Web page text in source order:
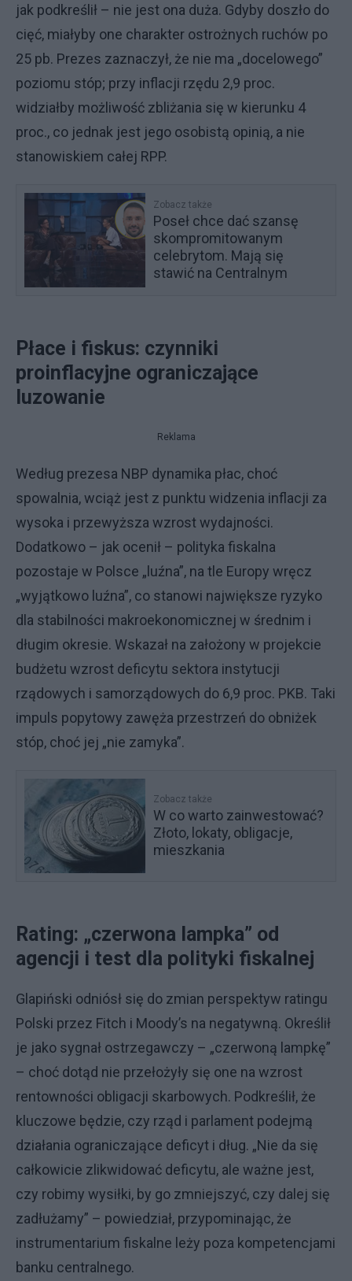
jak podkreślił – nie jest ona duża. Gdyby doszło do
cięć, miałyby one charakter ostrożnych ruchów po
25 pb. Prezes zaznaczył, że nie ma „docelowego”
poziomu stóp; przy inflacji rzędu 2,9 proc.
widziałby możliwość zbliżania się w kierunku 4
proc., co jednak jest jego osobistą opinią, a nie
stanowiskiem całej RPP.
Zobacz także
Poseł chce dać szansę
skompromitowanym
celebrytom. Mają się
stawić na Centralnym
Płace i fiskus: czynniki
proinflacyjne ograniczające
luzowanie
Reklama
Według prezesa NBP dynamika płac, choć
spowalnia, wciąż jest z punktu widzenia inflacji za
wysoka i przewyższa wzrost wydajności.
Dodatkowo – jak ocenił – polityka fiskalna
pozostaje w Polsce „luźna”, na tle Europy wręcz
„wyjątkowo luźna”, co stanowi największe ryzyko
dla stabilności makroekonomicznej w średnim i
długim okresie. Wskazał na założony w projekcie
budżetu wzrost deficytu sektora instytucji
rządowych i samorządowych do 6,9 proc. PKB. Taki
impuls popytowy zawęża przestrzeń do obniżek
stóp, choć jej „nie zamyka”.
Zobacz także
W co warto zainwestować?
Złoto, lokaty, obligacje,
mieszkania
Rating: „czerwona lampka” od
agencji i test dla polityki fiskalnej
Glapiński odniósł się do zmian perspektyw ratingu
Polski przez Fitch i Moody’s na negatywną. Określił
je jako sygnał ostrzegawczy – „czerwoną lampkę”
– choć dotąd nie przełożyły się one na wzrost
rentowności obligacji skarbowych. Podkreślił, że
kluczowe będzie, czy rząd i parlament podejmą
działania ograniczające deficyt i dług. „Nie da się
całkowicie zlikwidować deficytu, ale ważne jest,
czy robimy wysiłki, by go zmniejszyć, czy dalej się
zadłużamy” – powiedział, przypominając, że
instrumentarium fiskalne leży poza kompetencjami
banku centralnego.